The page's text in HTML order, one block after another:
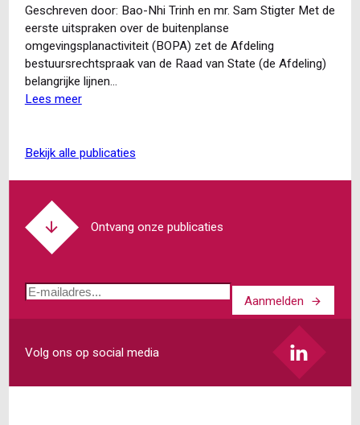
en
de
‘derde
stap’
van
het
Geschreven door: Bao-Nhi Trinh en mr. Sam Stigter Met de
eerste uitspraken over de buitenplanse
omgevingsplanactiviteit (BOPA) zet de Afdeling
bestuursrechtspraak van de Raad van State (de Afdeling)
belangrijke lijnen…
Lees meerover
State:
buitenplanse
bekijk alle publicaties
Ontvang onze publicaties
E-
Aanmelden
Volg ons op social media